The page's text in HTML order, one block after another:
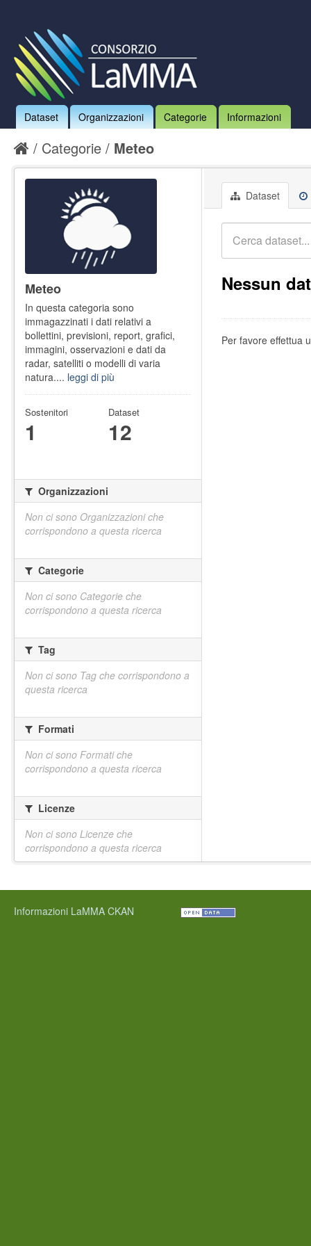
Dataset Organizzazioni Categorie Informazioni
Categorie Meteo
Dataset
Nessun
Per favore effettua
Meteo
In questa categoria sono
immagazzinati i dati relativi a
bollettini, previsioni, report, grafici,
immagini, osservazioni e dati da
radar, satelliti o modelli di varia
natura.... leggi di più
Sostenitori
1
Dataset
12
Organizzazioni
Non ci sono Organizzazioni che
corrispondono a questa ricerca
Categorie
Non ci sono Categorie che
corrispondono a questa ricerca
Tag
Non ci sono Tag che corrispondono a
questa ricerca
Formati
Non ci sono Formati che
corrispondono a questa ricerca
Licenze
Non ci sono Licenze che
corrispondono a questa ricerca
Informazioni LaMMA CKAN